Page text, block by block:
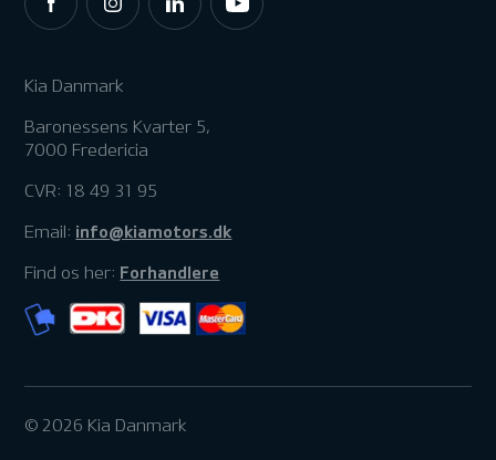
Kia Danmark
Baronessens Kvarter 5,
7000 Fredericia
CVR: 18 49 31 95
Email: info@kiamotors.dk
Find os her: Forhandlere
© 2026 Kia Danmark